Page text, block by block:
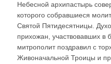
Небесной архипастырь
которого собравшиеся
Святой Пятидесятницы.
прихожан, участвовавших в
митрополит поздравил с
Живоначальной Троицы и